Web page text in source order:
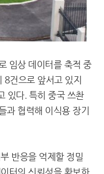
임상 데이터를 축적 중
건으로 앞서고 있지
있다. 특히 중국 쓰촨
과 협력해 이식용 장기
반응을 억제할 정밀
터의 신뢰성을 확보한